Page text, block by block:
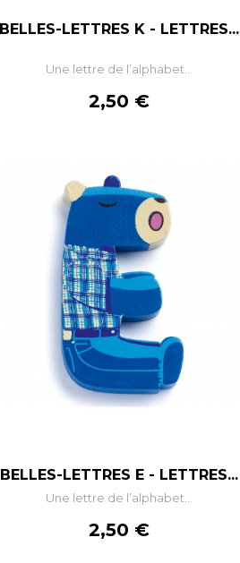
BELLES-LETTRES K - LETTRES...
Une lettre de l’alphabet...
Prix
2,50 €
– +
BELLES-LETTRES E - LETTRES...
Une lettre de l’alphabet...
Prix
2,50 €
– +